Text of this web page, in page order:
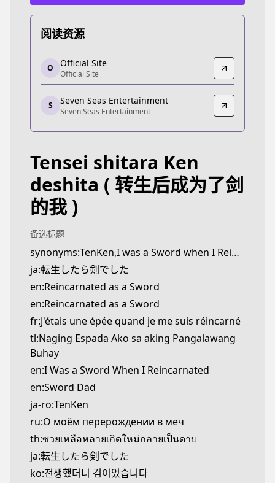
阅读资源
Official Site
Official Site
https://comic-boost.com/series/86
Seven Seas Entertainment
Seven Seas Entertainment
https://sevenseasentertainment.com/series/
O Official Site
Official Site
S Seven Seas Entertainment
Seven Seas Entertainment
Tensei shitara Ken
deshita ( 转生后成为了剑
的我 )
备选标题
synonyms:TenKen,I was a Sword when I Reincarnated
ja:転生したら剣でした
en:Reincarnated as a Sword
en:Reincarnated as a Sword
fr:J'étais une épée quand je me suis réincarné
tl:Naging Espada Ako sa aking Pangalawang
Buhay
en:I Was a Sword When I Reincarnated
en:Sword Dad
ja-ro:TenKen
ru:О моём перерождении в меч
th:ซวยเหลือหลายเกิดใหม่กลายเป็นดาบ
ja:転生したら剣でした
ko:전생했더니 검이었습니다